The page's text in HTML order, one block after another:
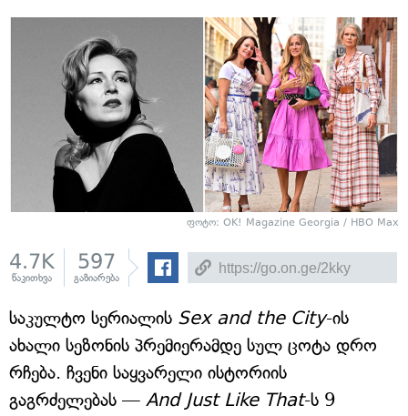
ფოტო: OK! Magazine Georgia / HBO Max
4.7K
წაკითხვა
597
გაზიარება
საკულტო სერიალის Sex and the City-ის
ახალი სეზონის პრემიერამდე სულ ცოტა დრო
რჩება. ჩვენი საყვარელი ისტორიის
გაგრძელებას — And Just Like That-ს 9